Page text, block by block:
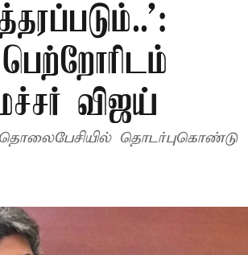
விஜய்
தொடர்புகொண்டு